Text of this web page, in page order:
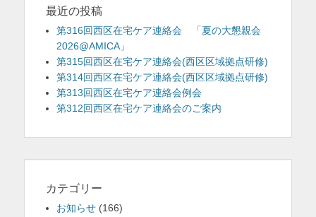
ョ
ン
最近の投稿
第316回西区在宅ケア連絡会 「夏の大懇親会
2026@AMICA」
第315回西区在宅ケア連絡会(西区区域拠点研修)
第314回西区在宅ケア連絡会(西区区域拠点研修)
第313回西区在宅ケア連絡会例会
第312回西区在宅ケア連絡会のご案内
カテゴリー
お知らせ (166)